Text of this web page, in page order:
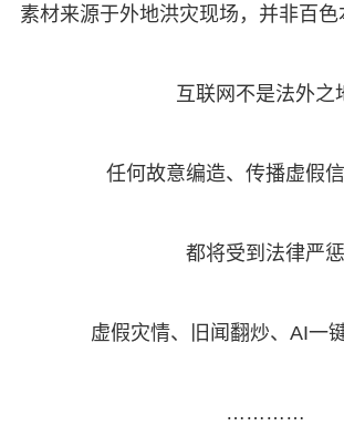
素材来源于外地洪灾现场，并非百色
互联网不是法外之
任何故意编造、传播虚假
都将受到法律严惩
虚假灾情、旧闻翻炒、AI一
…………